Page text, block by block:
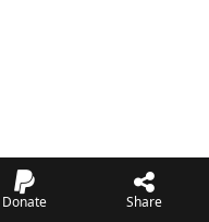
Donate Share